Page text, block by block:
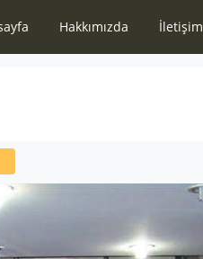
Hakkımızda İletişim